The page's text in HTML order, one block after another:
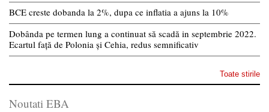
BCE creste dobanda la 2%, dupa ce inflatia a ajuns la 10%
Dobânda pe termen lung a continuat să scadă in septembrie 2022.
Ecartul față de Polonia și Cehia, redus semnificativ
Toate stirile
Noutati EBA